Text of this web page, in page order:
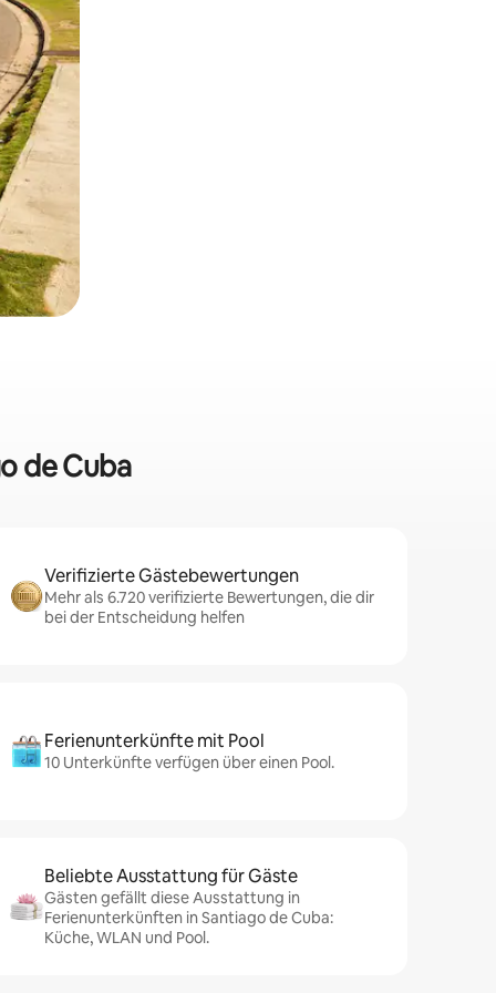
de Cuba
Verifizierte Gästebewertungen
Mehr als 6.720 verifizierte Bewertungen, die dir
bei der Entscheidung helfen
Ferienunterkünfte mit Pool
10 Unterkünfte verfügen über einen Pool.
Beliebte Ausstattung für Gäste
Gästen gefällt diese Ausstattung in
Ferienunterkünften in Santiago de Cuba:
Küche, WLAN und Pool.